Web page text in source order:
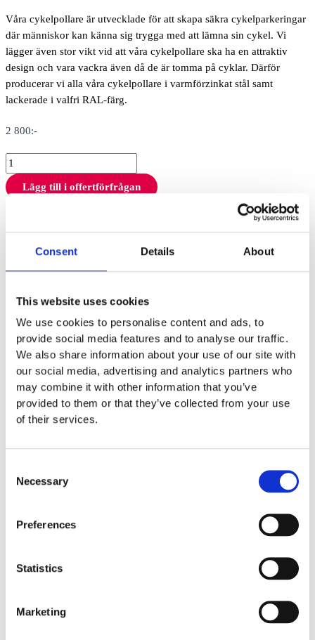
Consent Details About
This website uses cookies
We use cookies to personalise content and ads, to
provide social media features and to analyse our traffic.
We also share information about your use of our site with
our social media, advertising and analytics partners who
may combine it with other information that you’ve
provided to them or that they’ve collected from your use
of their services.
Selection
Necessary
Preferences
Statistics
Marketing
Våra cykelpollare är utvecklade för att skapa säkra cykelparkeringar
där människor kan känna sig trygga med att lämna sin cykel. Vi
lägger även stor vikt vid att våra cykelpollare ska ha en attraktiv
design och vara vackra även då de är tomma på cyklar. Därför
producerar vi alla våra cykelpollare i varmförzinkat stål samt
lackerade i valfri RAL-färg.
2 800:-
Lägg till i offertförfrågan
1,1 m
Gäller totalt mantimmar.
Fundament
Typ Gjutes
Material
Material stolpe/rör Varmförzinkat stå
Garantivillkor
20 år garanti gäller:
15 år garanti gäller:
material – produktionsfel på komponenter av HPL för
produkter producerad från Söve. T.ex. HPL väggar
material – produktionsfel på delar av robinia från Europlay